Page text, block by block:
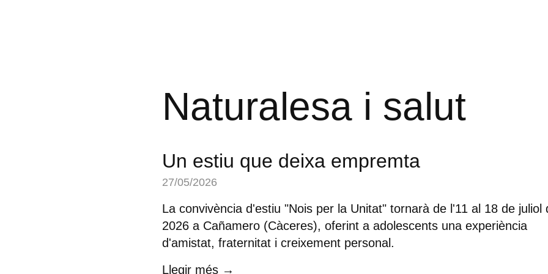
Naturalesa i salut
Un estiu que deixa empremta
27/05/2026
La convivència d'estiu "Nois per la Unitat" tornarà de l'11 al 18 de juliol
2026 a Cañamero (Càceres), oferint a adolescents una experiència
d'amistat, fraternitat i creixement personal.
Llegir més →